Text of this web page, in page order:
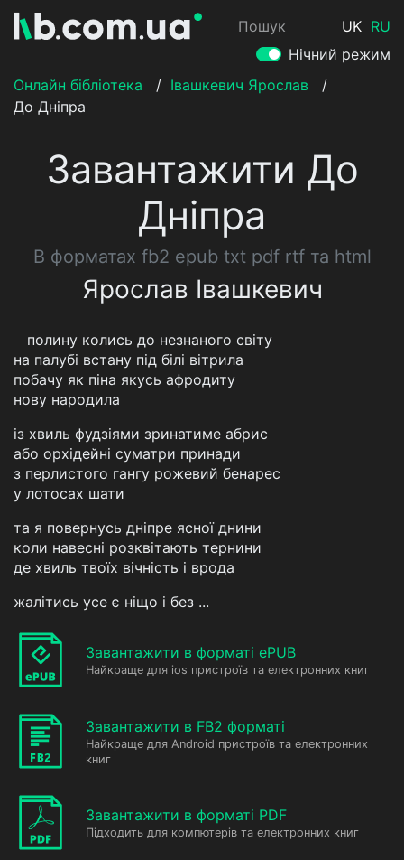
Пошук UK RU
Нічний режим
Онлайн бібліотека
/ Івашкевич Ярослав
/
До Дніпра
Завантажити До
Дніпра
В форматах fb2 epub txt pdf rtf та html
Ярослав Івашкевич
полину колись до незнаного світу
на палубі встану під білі вітрила
побачу як піна якусь афродиту
нову народила
із хвиль фудзіями зринатиме абрис
або орхідейні суматри принади
з перлистого гангу рожевий бенарес
у лотосах шати
та я повернусь дніпре ясної днини
коли навесні розквітають тернини
де хвиль твоїх вічність і врода
жалітись усе є ніщо і без ...
Завантажити в форматі ePUB
Найкраще для ios пристроїв та електронних книг
Завантажити в FB2 форматі
Найкраще для Android пристроїв та електронних
книг
Завантажити в форматі PDF
Підходить для компютерів та електронних книг